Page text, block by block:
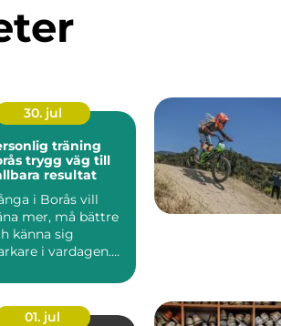
30. jul
träning
väg till
resultat
i Borås vill
mer, må bättre
känna sig
i vardagen.
01. jul